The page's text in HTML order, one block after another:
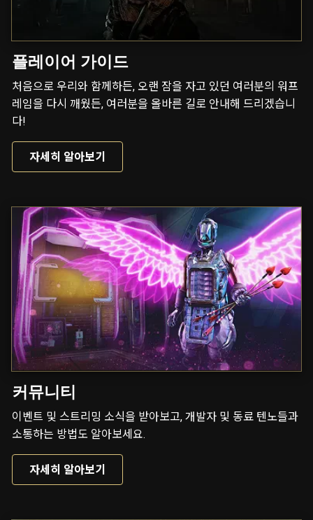
플레이어 가이드
처음으로 우리와 함께하든, 오랜 잠을 자고 있던 여러분의 워프
레임을 다시 깨웠든, 여러분을 올바른 길로 안내해 드리겠습니
다!
자세히 알아보기
커뮤니티
이벤트 및 스트리밍 소식을 받아보고, 개발자 및 동료 텐노들과
소통하는 방법도 알아보세요.
자세히 알아보기